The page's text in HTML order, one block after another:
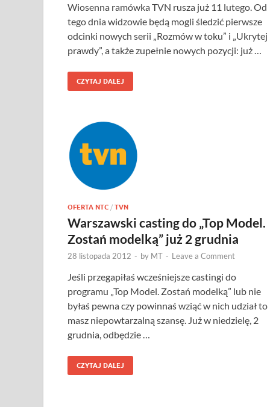
Wiosenna ramówka TVN rusza już 11 lutego. Od
tego dnia widzowie będą mogli śledzić pierwsze
odcinki nowych serii „Rozmów w toku” i „Ukrytej
prawdy”, a także zupełnie nowych pozycji: już …
CZYTAJ DALEJ
OFERTA NTC / TVN
Warszawski casting do „Top Model.
Zostań modelką” już 2 grudnia
28 listopada 2012 - by MT - Leave a Comment
Jeśli przegapiłaś wcześniejsze castingi do
programu „Top Model. Zostań modelką” lub nie
byłaś pewna czy powinnaś wziąć w nich udział to
masz niepowtarzalną szansę. Już w niedzielę, 2
grudnia, odbędzie …
CZYTAJ DALEJ